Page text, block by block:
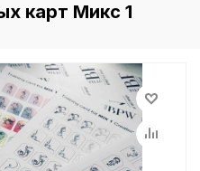
карт Микс 1